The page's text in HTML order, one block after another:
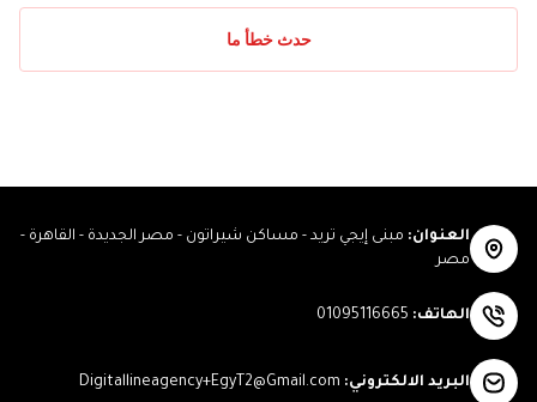
حدث خطأ ما
العنوان: مبنى إيجي تريد - مساكن شيراتون - مصر الجديدة - القاهرة -
مصر
الهاتف:
01095116665
البريد الالكتروني:
Digitallineagency+EgyT2@Gmail.com